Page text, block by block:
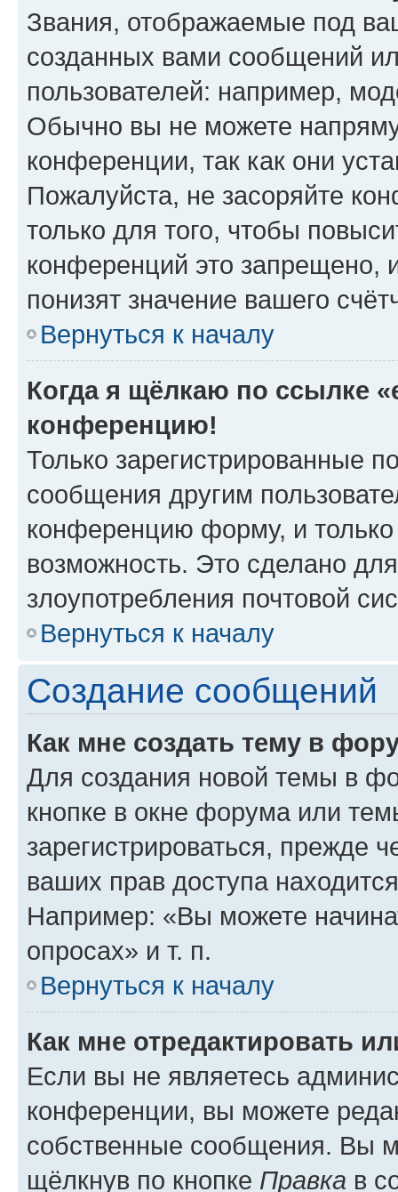
Звания, отображаемые под
созданных вами сообщений
пользователей: например,
Обычно вы не можете
конференции, так как они
Пожалуйста, не засоряйте
только для того, чтобы
конференций это запрещено,
понизят значение вашего
Вернуться к началу
Когда я щёлкаю по ссылке
конференцию!
Только зарегистрированные
сообщения другим
конференцию форму, и
возможность. Это сделано
злоупотребления почтовой
Вернуться к началу
Создание сообщений
Как мне создать тему в
Для создания новой темы в
кнопке в окне форума или
зарегистрироваться, прежде
ваших прав доступа
Например: «Вы можете
опросах» и т. п.
Вернуться к началу
Как мне отредактировать
Если вы не являетесь
конференции, вы можете
собственные сообщения. Вы
щёлкнув по кнопке Правка в